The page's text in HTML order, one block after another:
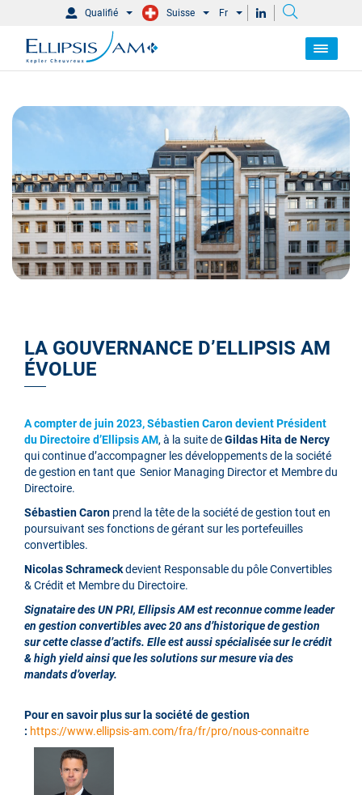
Qualifié Suisse Fr
LA GOUVERNANCE D’ELLIPSIS AM
ÉVOLUE
A compter de juin 2023, Sébastien Caron devient Président
du Directoire d’Ellipsis AM, à la suite deGildas Hita de Nercy
qui continue d’accompagner les développements de la société
de gestion en tant que Senior Managing Director et Membre du
Directoire.
Sébastien Caron prend la tête de la société de gestion tout en
poursuivant ses fonctions de gérant sur les portefeuilles
convertibles.
Nicolas Schrameckdevient Responsable du pôle Convertibles
& Crédit et Membre du Directoire.
Signataire des UN PRI, Ellipsis AM est reconnue comme leader
en gestion convertibles avec 20 ans d’historique de gestion
sur cette classe d’actifs. Elle est aussi spécialisée sur le crédit
& high yield ainsi que les solutions sur mesure via des
mandats d’overlay.
Pour en savoir plus sur la société de gestion
: https://www.ellipsis-am.com/fra/fr/pro/nous-connaitre